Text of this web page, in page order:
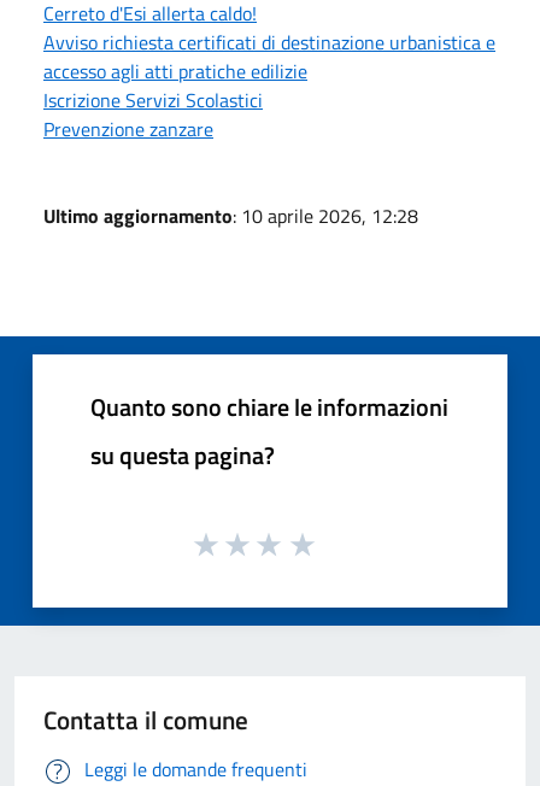
Cerreto d'Esi allerta caldo!
Avviso richiesta certificati di destinazione urbanistica e
accesso agli atti pratiche edilizie
Iscrizione Servizi Scolastici
Prevenzione zanzare
Ultimo aggiornamento: 10 aprile 2026, 12:28
Quanto sono chiare le informazioni
su questa pagina?
Contatta il comune
Leggi le domande frequenti